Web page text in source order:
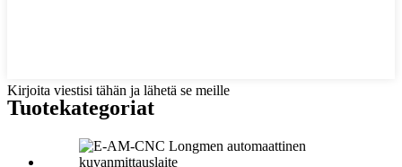
Kirjoita viestisi tähän ja lähetä se meille
Tuotekategoriat